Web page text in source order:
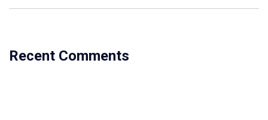
Recent Comments